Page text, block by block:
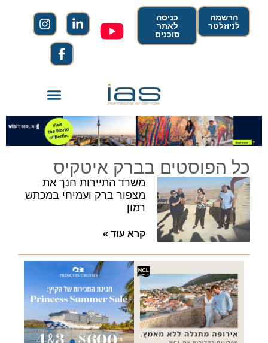
הרשמה
לניוזלטר
כניסה
לאתר
סוכנים
כל הפוסטים בברק איטקיס
משרד התיירות חנך את
מצפור ברק ועמיחי במכתש
רמון
קרא עוד »